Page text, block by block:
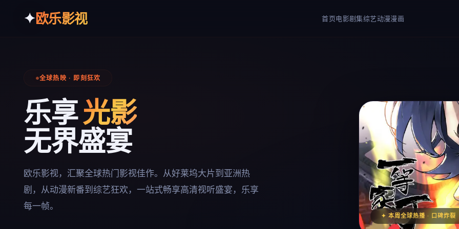
✦欧乐影视 首页电影剧集综艺动漫漫画
全球热映 · 即刻狂欢
乐享光影
无界盛宴
欧乐影视，汇聚全球热门影视佳作。从好莱坞大片到亚洲热
剧，从动漫新番到综艺狂欢，一站式畅享高清视听盛宴，乐享
每一帧。
✦ 本周全球热播 · 口碑炸裂